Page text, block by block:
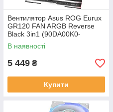
Вентилятор Asus ROG Eurux
GR120 FAN ARGB Reverse
Black 3in1 (90DA00K0-
B09020)
В наявності
5 449 ₴
Купити